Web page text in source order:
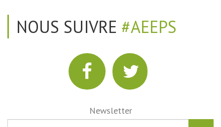
NOUS SUIVRE #AEEPS
Newsletter